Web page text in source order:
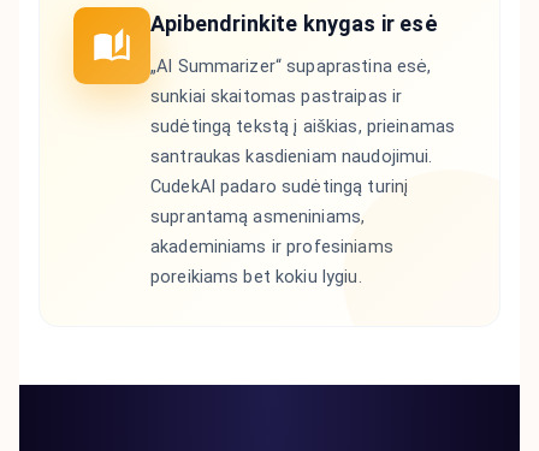
Apibendrinkite knygas ir esė
„AI Summarizer“ supaprastina esė,
sunkiai skaitomas pastraipas ir
sudėtingą tekstą į aiškias, prieinamas
santraukas kasdieniam naudojimui.
CudekAI padaro sudėtingą turinį
suprantamą asmeniniams,
akademiniams ir profesiniams
poreikiams bet kokiu lygiu.